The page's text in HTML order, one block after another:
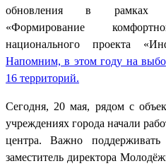
обновления в рамках
«Формирование
национального проекта
Напомним, в этом году на
16 территорий.
Сегодня, 20 мая, рядом с
учреждениях города начали
центра. Важно
заместитель директора